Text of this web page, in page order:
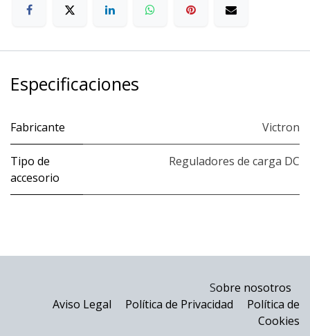
Especificaciones
Fabricante Victron
Tipo de
accesorio
Reguladores de carga DC
Sobre nosotros
Aviso Legal
Política de Privacidad
Política de
Cookies